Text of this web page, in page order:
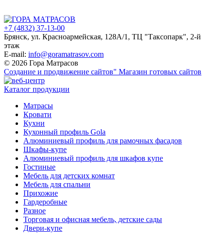
+7 (4832) 37-13-00
Брянск, ул. Красноармейская, 128А/1, ТЦ "Таксопарк", 2-й
этаж
E-mail: info@goramatrasov.com
© 2026 Гора Матрасов
Создание и продвижение сайтов" Магазин готовых сайтов
Каталог продукции
Матрасы
Кровати
Кухни
Кухонный профиль Gola
Алюминиевый профиль для рамочных фасадов
Шкафы-купе
Алюминиевый профиль для шкафов купе
Гостиные
Мебель для детских комнат
Мебель для спальни
Прихожие
Гардеробные
Разное
Торговая и офисная мебель, детские сады
Двери-купе